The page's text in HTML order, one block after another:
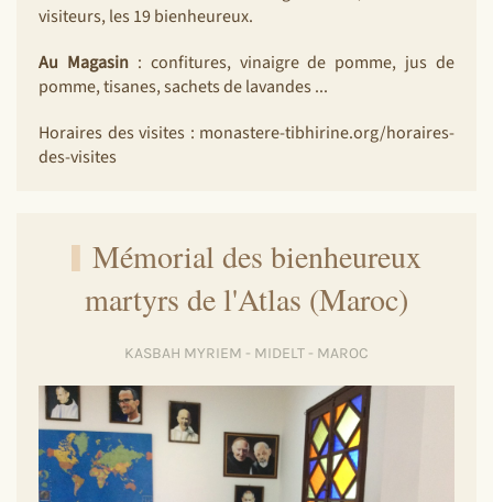
visiteurs, les 19 bienheureux.
Au Magasin: confitures, vinaigre de pomme, jus de
pomme, tisanes, sachets de lavandes ...
Horaires des visites : monastere-tibhirine.org/horaires-
des-visites
Mémorial des bienheureux
martyrs de l'Atlas (Maroc)
KASBAH MYRIEM - MIDELT - MAROC